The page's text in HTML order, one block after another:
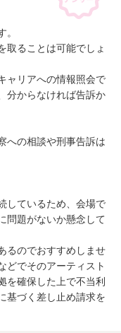
取ることは可能でしょ
ャリアへの情報照会で
分からなければ告訴か
への相談や刑事告訴は
しているため、会場で
問題がないか懸念して
るのでおすすめしませ
どでそのアーティスト
を確保した上で不当利
基づく差し止め請求を